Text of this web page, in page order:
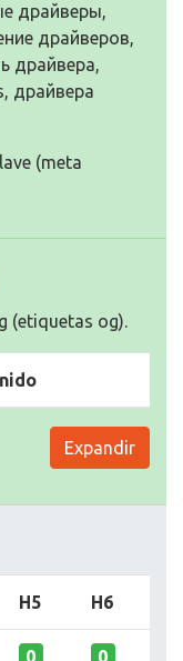
драйверы,
драйверов,
драйвера,
драйвера
(meta
(etiquetas og).
Expandir
H5 H6
0 0